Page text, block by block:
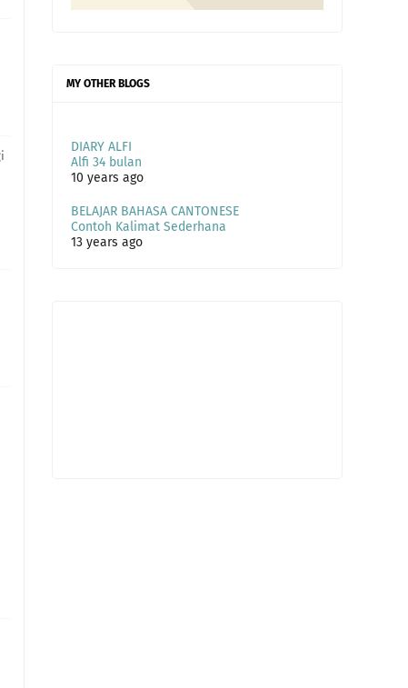
MY OTHER BLOGS
DIARY ALFI
Alfi 34 bulan
10 years ago
BELAJAR BAHASA CANTONESE
Contoh Kalimat Sederhana
13 years ago